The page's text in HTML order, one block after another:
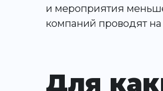
и мероприятия
компаний проводят
Для